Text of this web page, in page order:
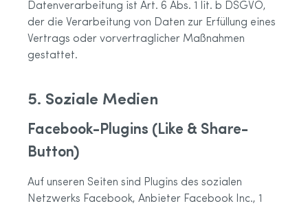
Datenverarbeitung ist Art. 6 Abs. 1 lit. b DSGVO,
der die Verarbeitung von Daten zur Erfüllung eines
Vertrags oder vorvertraglicher Maßnahmen
gestattet.
5. Soziale Medien
Facebook-Plugins (Like & Share-
Button)
Auf unseren Seiten sind Plugins des sozialen
Netzwerks Facebook, Anbieter Facebook Inc., 1